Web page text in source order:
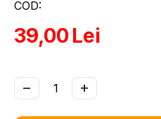
COD:
39,00Lei
+
−